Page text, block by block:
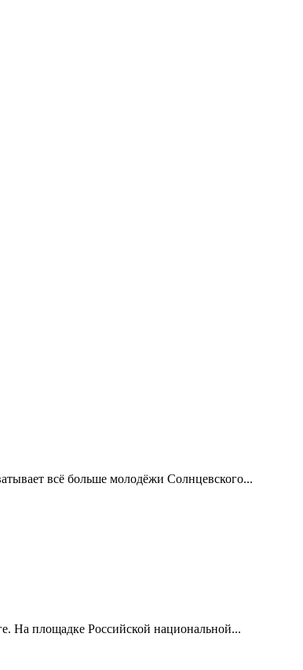
всё больше молодёжи Солнцевского...
На площадке Российской национальной...